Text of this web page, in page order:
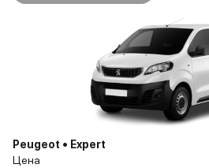
Peugeot • Expert
Цена